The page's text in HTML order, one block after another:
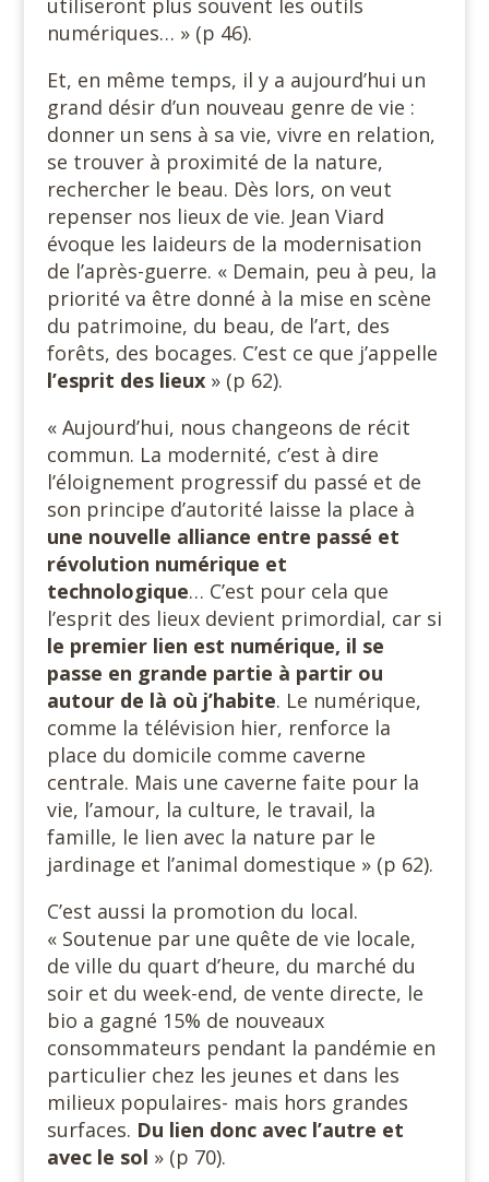
numériques… » (p 46).
Et, en même temps, il y a aujourd’hui un
grand désir d’un nouveau genre de vie :
donner un sens à sa vie, vivre en relation,
se trouver à proximité de la nature,
rechercher le beau. Dès lors, on veut
repenser nos lieux de vie. Jean Viard
évoque les laideurs de la modernisation
de l’après-guerre. « Demain, peu à peu, la
priorité va être donné à la mise en scène
du patrimoine, du beau, de l’art, des
forêts, des bocages. C’est ce que j’appelle
l’esprit des lieux » (p 62).
« Aujourd’hui, nous changeons de récit
commun. La modernité, c’est à dire
l’éloignement progressif du passé et de
son principe d’autorité laisse la place à
une nouvelle alliance entre passé et
révolution numérique et
technologique… C’est pour cela que
l’esprit des lieux devient primordial, car si
le premier lien est numérique, il se
passe en grande partie à partir ou
autour de là où j’habite. Le numérique,
comme la télévision hier, renforce la
place du domicile comme caverne
centrale. Mais une caverne faite pour la
vie, l’amour, la culture, le travail, la
famille, le lien avec la nature par le
jardinage et l’animal domestique » (p 62).
C’est aussi la promotion du local.
« Soutenue par une quête de vie locale,
de ville du quart d’heure, du marché du
soir et du week-end, de vente directe, le
bio a gagné 15% de nouveaux
consommateurs pendant la pandémie en
particulier chez les jeunes et dans les
milieux populaires- mais hors grandes
surfaces. Du lien donc avec l’autre et
avec le sol » (p 70).